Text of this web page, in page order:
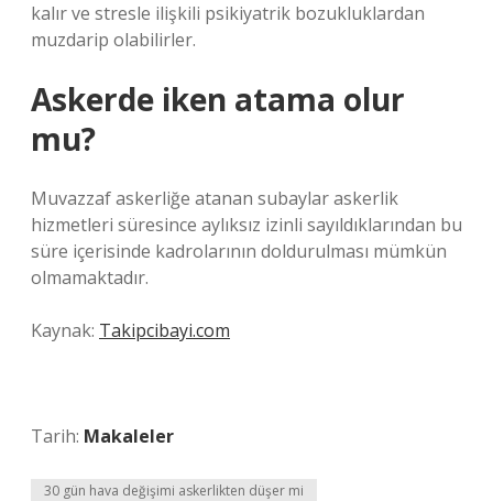
kalır ve stresle ilişkili psikiyatrik bozukluklardan
muzdarip olabilirler.
Askerde iken atama olur
mu?
Muvazzaf askerliğe atanan subaylar askerlik
hizmetleri süresince aylıksız izinli sayıldıklarından bu
süre içerisinde kadrolarının doldurulması mümkün
olmamaktadır.
Kaynak: Takipcibayi.com
Tarih: Makaleler
30 gün hava değişimi askerlikten düşer mi